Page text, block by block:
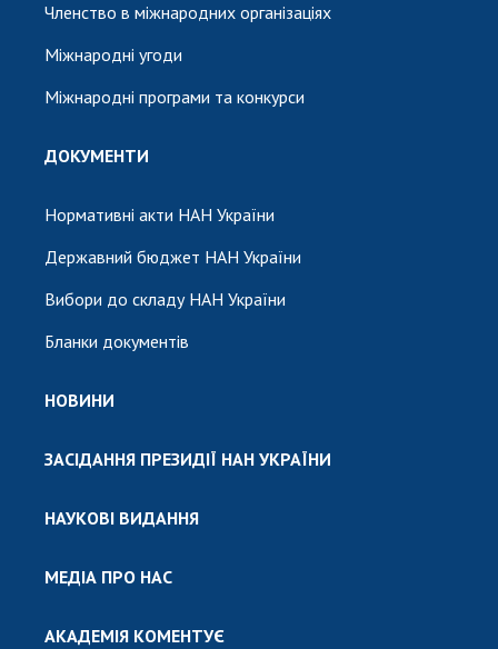
Членство в міжнародних організаціях
Міжнародні угоди
Міжнародні програми та конкурси
ДОКУМЕНТИ
Нормативні акти НАН України
Державний бюджет НАН України
Вибори до складу НАН України
Бланки документів
НОВИНИ
ЗАСІДАННЯ ПРЕЗИДІЇ НАН УКРАЇНИ
НАУКОВІ ВИДАННЯ
МЕДІА ПРО НАС
АКАДЕМІЯ КОМЕНТУЄ